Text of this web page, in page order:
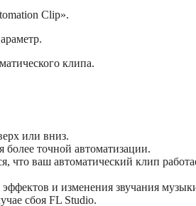
Clip».
клипа.
или вниз.
более точной автоматизации.
что ваш автоматический клип
и изменения звучания
сбоя FL Studio.